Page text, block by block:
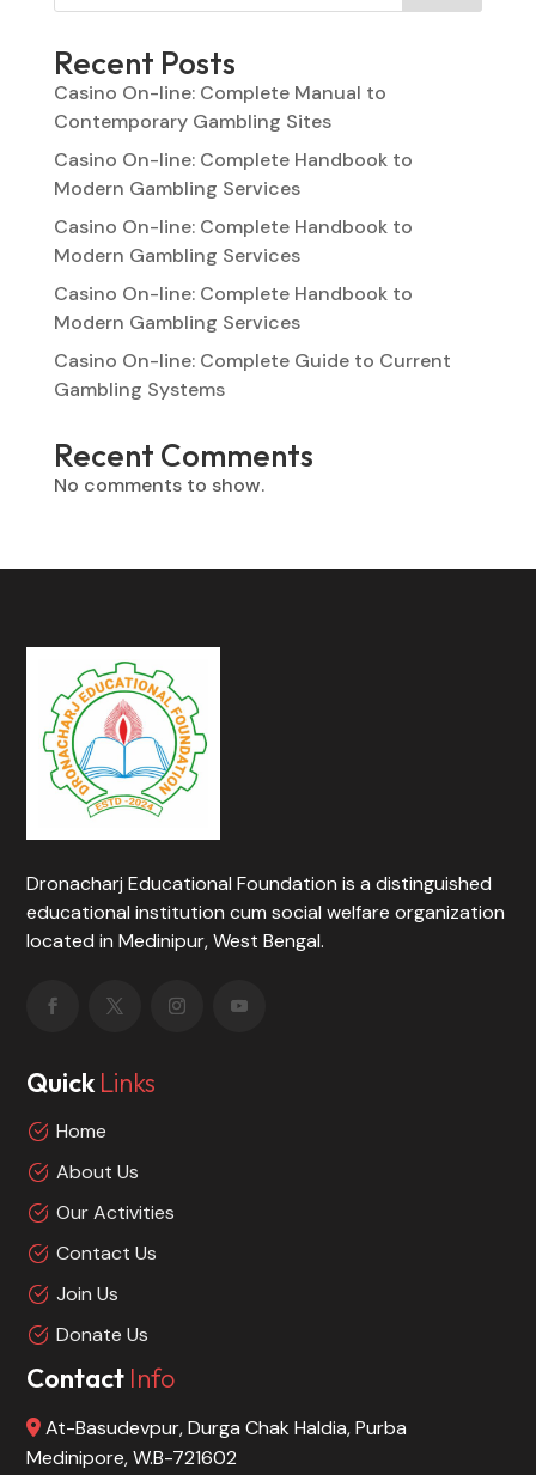
Recent Posts
Casino On-line: Complete Manual to
Contemporary Gambling Sites
Casino On-line: Complete Handbook to
Modern Gambling Services
Casino On-line: Complete Handbook to
Modern Gambling Services
Casino On-line: Complete Handbook to
Modern Gambling Services
Casino On-line: Complete Guide to Current
Gambling Systems
Recent Comments
No comments to show.
Dronacharj Educational Foundation is a distinguished
educational institution cum social welfare organization
located in Medinipur, West Bengal.
Quick Links
Home
About Us
Our Activities
Contact Us
Join Us
Donate Us
Contact Info
At-Basudevpur, Durga Chak Haldia, Purba
Medinipore, W.B-721602